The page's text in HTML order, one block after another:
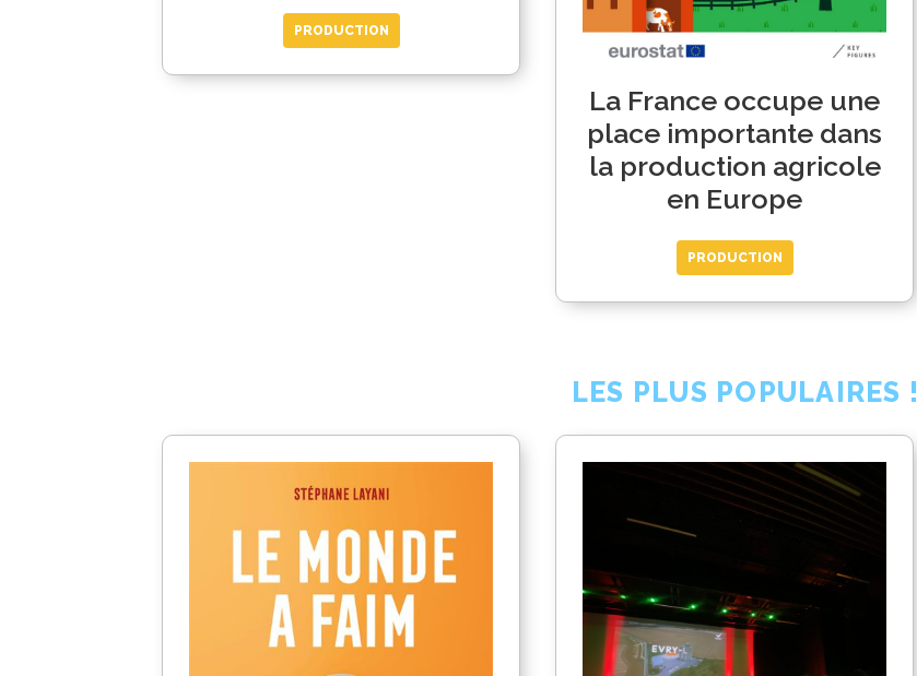
PRODUCTION
La France occupe une
place importante dans
la production agricole
en Europe
PRODUCTION
LES PLUS POPULAIRES !